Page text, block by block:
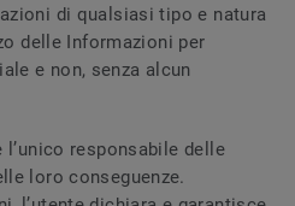
di qualsiasi tipo e natura
delle Informazioni per
e non, senza alcun
l’unico responsabile delle
loro conseguenze.